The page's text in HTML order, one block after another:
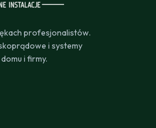
profesjonalistów.
i systemy
i firmy.